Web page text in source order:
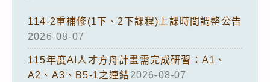
114-2重補修(1下、2下課程)上課時間調整公告
2026-08-07
115年度AI人才方舟計畫需完成研習：A1、
A2、A3、B5-1之連結2026-08-07